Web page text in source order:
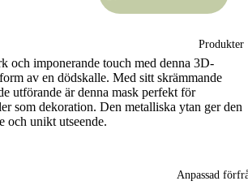
Produkter
Anpassad
och imponerande touch med denna 3D-
av en dödskalle. Med sitt skrämmande
utförande är denna mask perfekt för
som dekoration. Den metalliska ytan ger den
och unikt utseende.